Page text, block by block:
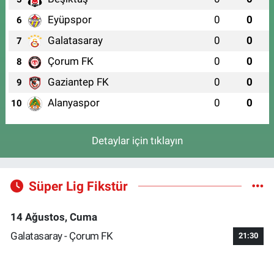
6 Eyüpspor 0 0
7 Galatasaray 0 0
8 Çorum FK 0 0
9 Gaziantep FK 0 0
10 Alanyaspor 0 0
Detaylar için tıklayın
Süper Lig Fikstür
14 Ağustos, Cuma
Galatasaray - Çorum FK
21:30